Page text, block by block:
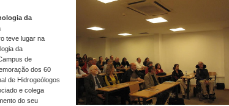
da
teve lugar na
da
de
dos 60
de Hidrogeólogos
e colega
do seu